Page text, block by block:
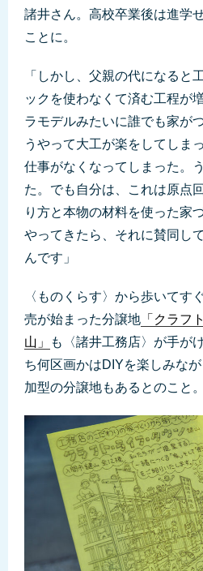
諸井さん。高校卒業後は進学
ことに。
「しかし、父親の代になると
ックを使わなくて済む工程が
ラモデルみたいに誰でも家が
うやって大工が楽をしてしま
仕事がなくなってしまった。
た。でも自分は、これは原点
り方と本物の材料を使った家
やってきたら、それに賛同し
んです」
〈ものくらす〉から歩いてす
売が始まった分譲地 「クラフ
山」
も〈諸井工務店〉が手が
ち何区画かはDIYを楽しみな
加型の分譲地もあるとのこと。